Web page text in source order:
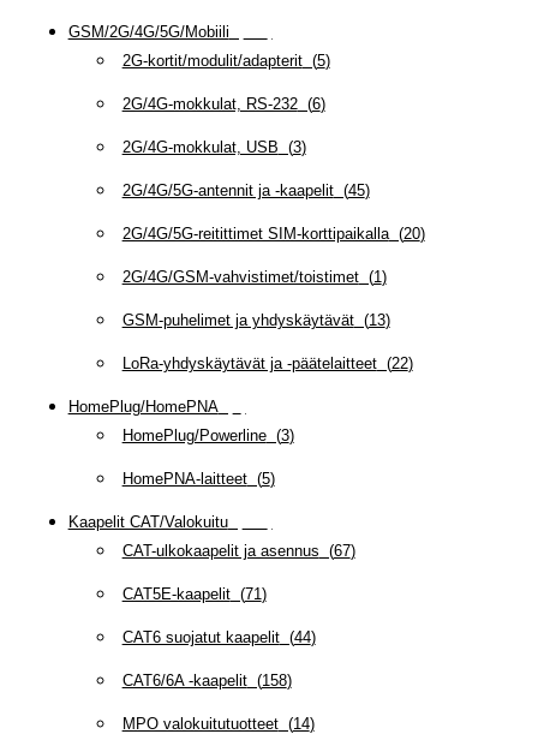
GSM/2G/4G/5G/Mobiili
2G-kortit/modulit/adapterit(5)
2G/4G-mokkulat, RS-232(6)
2G/4G-mokkulat, USB (3)
2G/4G/5G-antennit ja -kaapelit(45)
2G/4G/5G-reitittimet SIM-korttipaikalla(20)
2G/4G/GSM-vahvistimet/toistimet(1)
GSM-puhelimet ja yhdyskäytävät(13)
LoRa-yhdyskäytävät ja -päätelaitteet(22)
HomePlug/HomePNA(
HomePlug/Powerline(3)
HomePNA-laitteet(5)
Kaapelit CAT/Valokuitu(
CAT-ulkokaapelit ja asennus (67)
CAT5E-kaapelit(71)
CAT6 suojatut kaapelit(44)
CAT6/6A -kaapelit(158)
MPO valokuitutuotteet(14)